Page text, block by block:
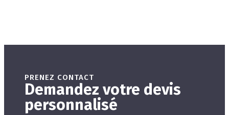
PRENEZ CONTACT
Demandez votre devis
personnalisé